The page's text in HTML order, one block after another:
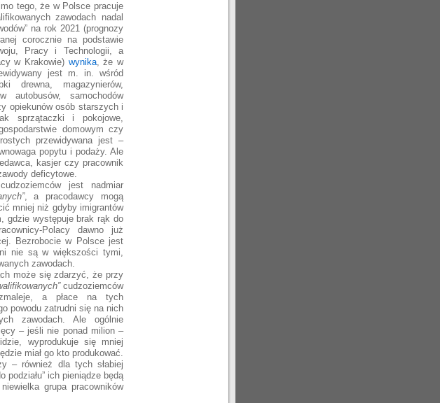
tego, że w Polsce pracuje
zawodach nadal
na rok 2021 (prognozy
corocznie na podstawie
Pracy i Technologii, a
w Krakowie) wynika, że w
jest m. in. wśród
drewna, magazynierów,
autobusów, samochodów
opiekunów osób starszych i
sprzątaczki i pokojowe,
domowym czy
przewidywana jest –
popytu i podaży. Ale
kasjer czy pracownik
deficytowe.
jest nadmiar
, a pracodawcy mogą
mniej niż gdyby imigrantów
gdzie występuje brak rąk do
Polacy dawno już
Bezrobocie w Polsce jest
nie są w większości tymi,
zawodach.
może się zdarzyć, że przy
cudzoziemców
a płace na tych
powodu zatrudni się na nich
zawodach. Ale ogólnie
– jeśli nie ponad milion –
wyprodukuje się mniej
miał go kto produkować.
– również dla tych słabiej
podziału” ich pieniądze będą
grupa pracowników